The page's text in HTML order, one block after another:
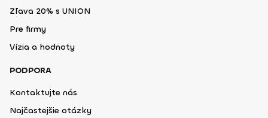
Zľava 20% s UNION
Pre firmy
Vízia a hodnoty
PODPORA
Kontaktujte nás
Najčastejšie otázky